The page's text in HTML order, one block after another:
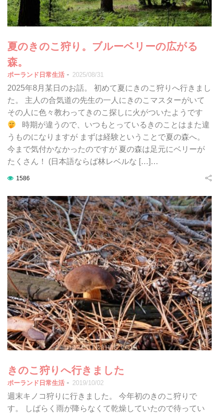
夏のきのこ狩り。ブルーベリーの広がる
森。
ポーランド日常生活 - 2025/08/31
2025年8月某日のお話。 初めて夏にきのこ狩りへ行きまし
た。 主人の合気道の先生の一人にきのこマスターがいて
その人に色々教わってきのこ探しに火がついたようです
時期が違うので、いつもとっているきのことはまた違
うものになりますが まずは経験ということで夏の森へ。
今まで気付かなかったのですが 夏の森は足元にベリーが
たくさん！ (日本語ならば林レベルな […]…
1586
きのこ狩りへ行きました
ポーランド日常生活 - 2019/10/02
週末キノコ狩りに行きました。 今年初のきのこ狩りで
す。 しばらく雨が降らなくて乾燥していたので待ってい